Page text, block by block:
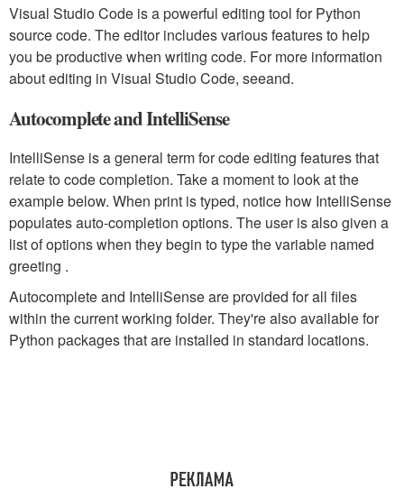
Visual Studio Code is a powerful editing tool for Python
source code. The editor includes various features to help
you be productive when writing code. For more information
about editing in Visual Studio Code, seeand.
Autocomplete and IntelliSense
IntelliSense is a general term for code editing features that
relate to code completion. Take a moment to look at the
example below. When print is typed, notice how IntelliSense
populates auto-completion options. The user is also given a
list of options when they begin to type the variable named
greeting .
Autocomplete and IntelliSense are provided for all files
within the current working folder. They're also available for
Python packages that are installed in standard locations.